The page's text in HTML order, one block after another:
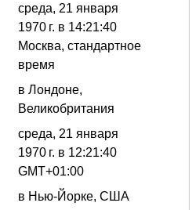
среда, 21 января
1970 г. в 14:21:40
Москва, стандартное
время
в Лондоне,
Великобритания
среда, 21 января
1970 г. в 12:21:40
GMT+01:00
в Нью-Йорке, США